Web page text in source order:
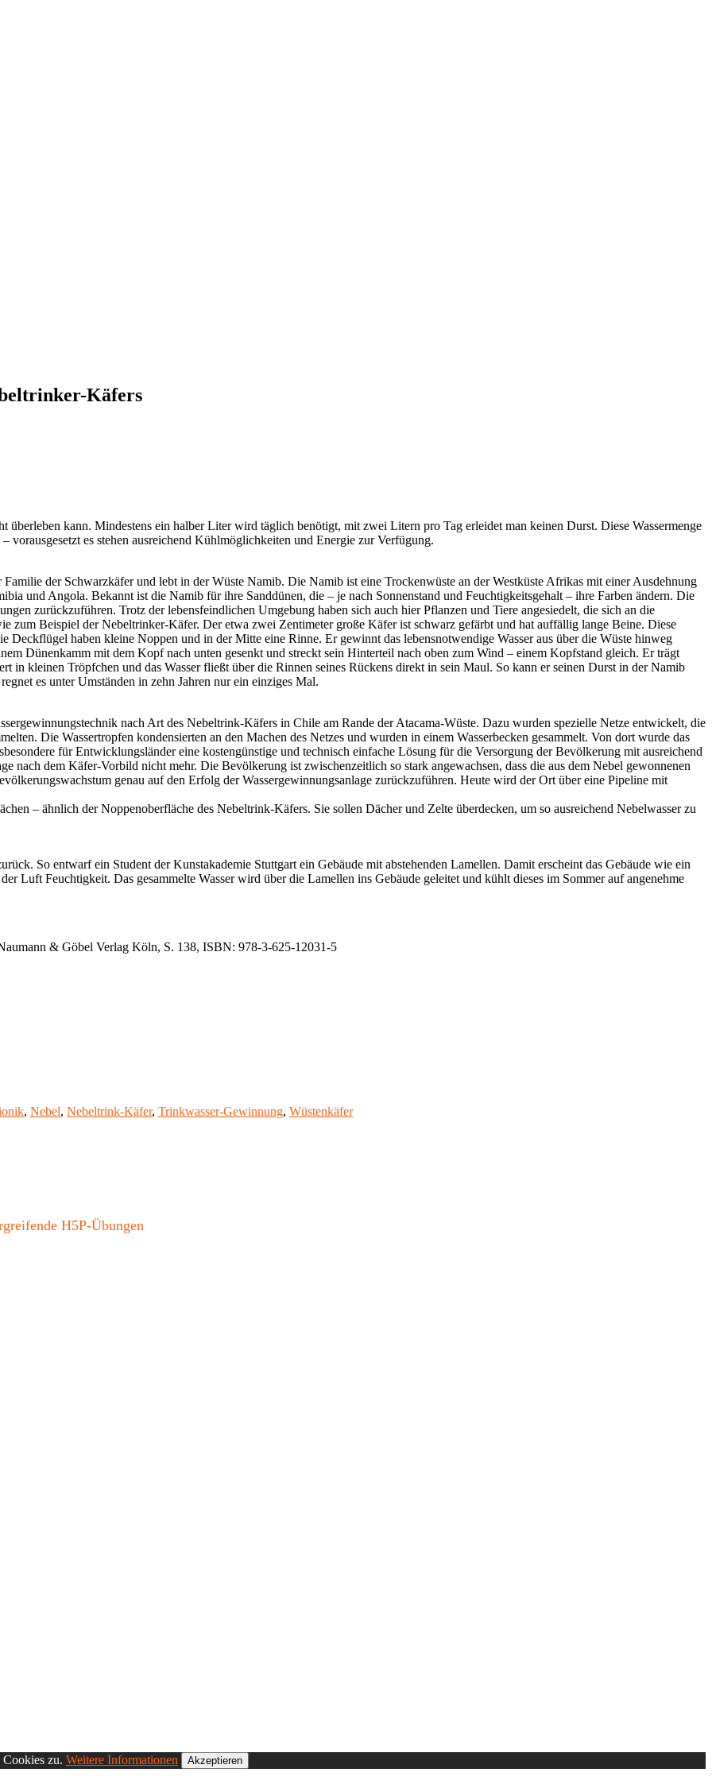
Käfers
überleben kann. Mindestens ein halber Liter wird täglich benötigt, mit zwei Litern pro Tag erleidet man keinen Durst. Diese Wassermenge
vorausgesetzt es stehen ausreichend Kühlmöglichkeiten und Energie zur Verfügung.
Familie der Schwarzkäfer und lebt in der Wüste Namib. Die Namib ist eine Trockenwüste an der Westküste Afrikas mit einer Ausdehnung
und Angola. Bekannt ist die Namib für ihre Sanddünen, die – je nach Sonnenstand und Feuchtigkeitsgehalt – ihre Farben ändern. Die
zurückzuführen. Trotz der lebensfeindlichen Umgebung haben sich auch hier Pflanzen und Tiere angesiedelt, die sich an die
zum Beispiel der Nebeltrinker-Käfer. Der etwa zwei Zentimeter große Käfer ist schwarz gefärbt und hat auffällig lange Beine. Diese
Deckflügel haben kleine Noppen und in der Mitte eine Rinne. Er gewinnt das lebensnotwendige Wasser aus über die Wüste hinweg
Dünenkamm mit dem Kopf nach unten gesenkt und streckt sein Hinterteil nach oben zum Wind – einem Kopfstand gleich. Er trägt
in kleinen Tröpfchen und das Wasser fließt über die Rinnen seines Rückens direkt in sein Maul. So kann er seinen Durst in der Namib
es unter Umständen in zehn Jahren nur ein einziges Mal.
nach Art des Nebeltrink-Käfers in Chile am Rande der Atacama-Wüste. Dazu wurden spezielle Netze entwickelt, die
Die Wassertropfen kondensierten an den Machen des Netzes und wurden in einem Wasserbecken gesammelt. Von dort wurde das
für Entwicklungsländer eine kostengünstige und technisch einfache Lösung für die Versorgung der Bevölkerung mit ausreichend
nach dem Käfer-Vorbild nicht mehr. Die Bevölkerung ist zwischenzeitlich so stark angewachsen, dass die aus dem Nebel gewonnenen
genau auf den Erfolg der Wassergewinnungsanlage zurückzuführen. Heute wird der Ort über eine Pipeline mit
– ähnlich der Noppenoberfläche des Nebeltrink-Käfers. Sie sollen Dächer und Zelte überdecken, um so ausreichend Nebelwasser zu
So entwarf ein Student der Kunstakademie Stuttgart ein Gebäude mit abstehenden Lamellen. Damit erscheint das Gebäude wie ein
Luft Feuchtigkeit. Das gesammelte Wasser wird über die Lamellen ins Gebäude geleitet und kühlt dieses im Sommer auf angenehme
& Göbel Verlag Köln, S. 138, ISBN: 978-3-625-12031-5
, Nebel, Nebeltrink-Käfer, Trinkwasser-Gewinnung, Wüstenkäfer
H5P-Übungen
zu. Weitere Informationen Akzeptieren